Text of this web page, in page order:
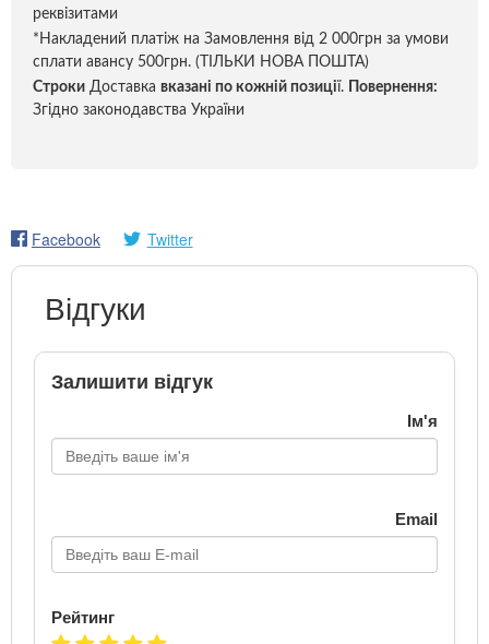
реквізитами
*Накладений платіж на Замовлення від 2 000грн за умови
сплати авансу 500грн. (ТІЛЬКИ НОВА ПОШТА)
Строки Доставка вказані по кожній позиції.
Повернення:
Згідно законодавства України
Facebook Twitter
Відгуки
Залишити відгук
Ім'я
Email
Рейтинг